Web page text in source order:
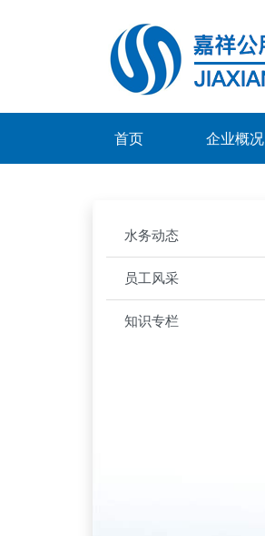
首页 企业概况
水务动态
员工风采
知识专栏